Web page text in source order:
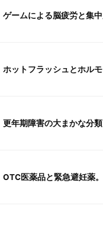
ゲームによる脳疲労と集中
ホットフラッシュとホルモ
更年期障害の大まかな分類
OTC医薬品と緊急避妊薬。